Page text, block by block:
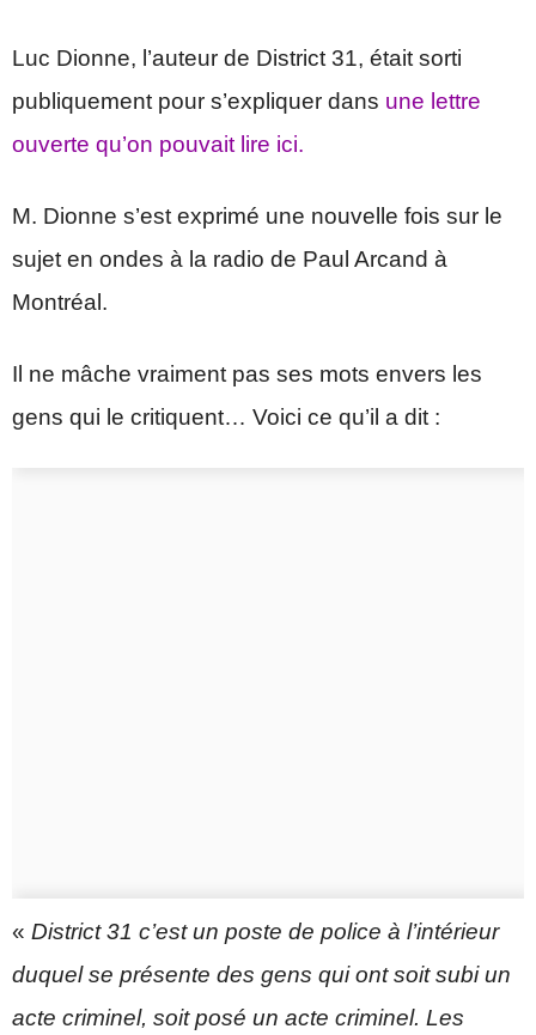
Luc Dionne, l’auteur de District 31, était sorti
publiquement pour s’expliquer dans une lettre
ouverte qu’on pouvait lire ici.
M. Dionne s’est exprimé une nouvelle fois sur le
sujet en ondes à la radio de Paul Arcand à
Montréal.
Il ne mâche vraiment pas ses mots envers les
gens qui le critiquent… Voici ce qu’il a dit :
« District 31 c’est un poste de police à l’intérieur
duquel se présente des gens qui ont soit subi un
acte criminel, soit posé un acte criminel. Les